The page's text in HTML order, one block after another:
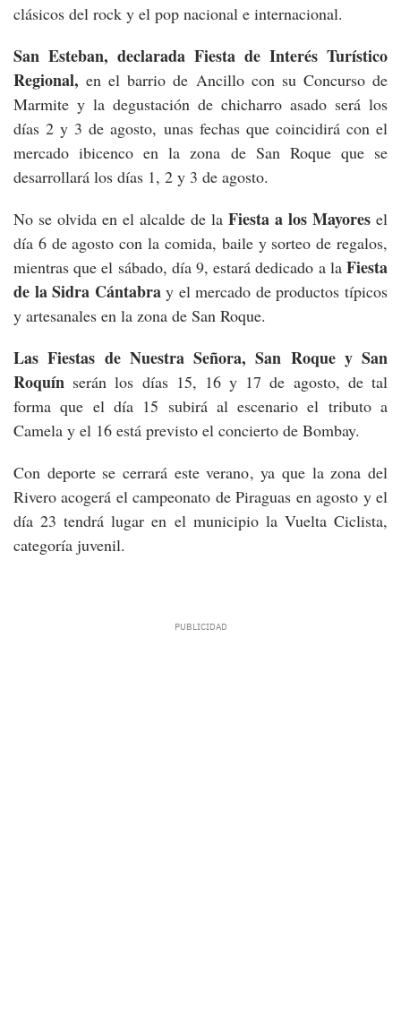
clásicos del rock y el pop nacional e internacional.
San Esteban, declarada Fiesta de Interés Turístico
Regional, en el barrio de Ancillo con su Concurso de
Marmite y la degustación de chicharro asado será los
días 2 y 3 de agosto, unas fechas que coincidirá con el
mercado ibicenco en la zona de San Roque que se
desarrollará los días 1, 2 y 3 de agosto.
No se olvida en el alcalde de la Fiesta a los Mayores el
día 6 de agosto con la comida, baile y sorteo de regalos,
mientras que el sábado, día 9, estará dedicado a la Fiesta
de la Sidra Cántabray el mercado de productos típicos
y artesanales en la zona de San Roque.
Las Fiestas de Nuestra Señora, San Roque y San
Roquín serán los días 15, 16 y 17 de agosto, de tal
forma que el día 15 subirá al escenario el tributo a
Camela y el 16 está previsto el concierto de Bombay.
Con deporte se cerrará este verano, ya que la zona del
Rivero acogerá el campeonato de Piraguas en agosto y el
día 23 tendrá lugar en el municipio la Vuelta Ciclista,
categoría juvenil.